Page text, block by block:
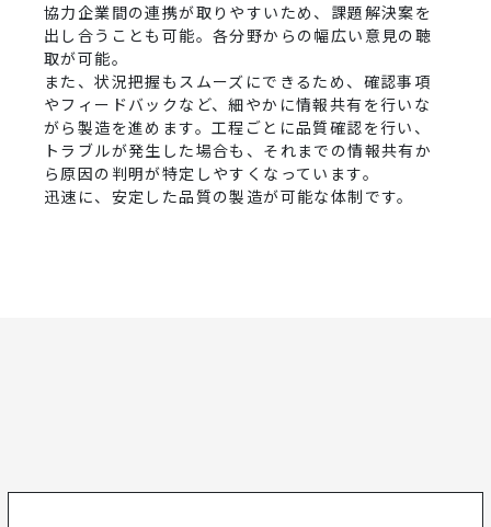
協力企業間の連携が取りやすいため、課題解決案を
出し合うことも可能。各分野からの幅広い意見の聴
取が可能。
また、状況把握もスムーズにできるため、確認事項
やフィードバックなど、細やかに情報共有を行いな
がら製造を進めます。工程ごとに品質確認を行い、
トラブルが発生した場合も、それまでの情報共有か
ら原因の判明が特定しやすくなっています。
迅速に、安定した品質の製造が可能な体制です。